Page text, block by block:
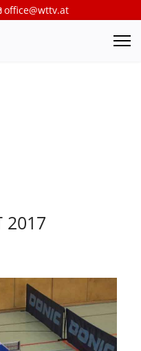
office@wttv.at
2017